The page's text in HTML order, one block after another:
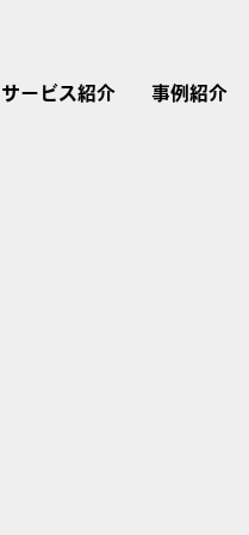
サービス紹介 事例紹介